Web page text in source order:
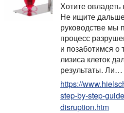
Хотите овладеть
Не ищите
руководстве мы
процесс
и позаботимся
лизиса клеток
результаты. Ли…
https://
step-by-step-
disruption.htm